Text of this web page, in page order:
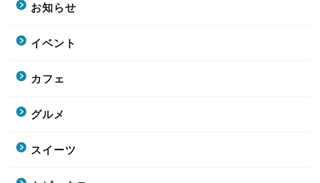
お知らせ
イベント
カフェ
グルメ
スイーツ